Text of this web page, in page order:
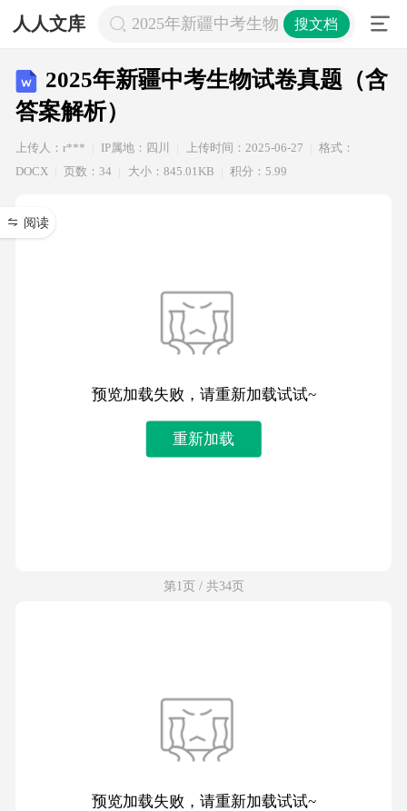
人人文库 2025年新疆中考生物试卷真题（含答
搜文档
2025年新疆中考生物试卷真题（含
答案解析）
上传人：r*** IP属地：四川 上传时间：2025-06-27
格式：
DOCX
页数：34 大小：845.01KB 积分：5.99
阅读
预览加载失败，请重新加载试试~
重新加载
第1页 / 共34页
预览加载失败，请重新加载试试~